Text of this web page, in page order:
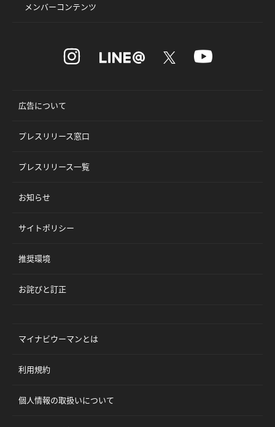
メンバーコンテンツ
広告について
プレスリリース窓口
プレスリリース一覧
お知らせ
サイトポリシー
推奨環境
お詫びと訂正
マイナビウーマンとは
利用規約
個人情報の取扱いについて